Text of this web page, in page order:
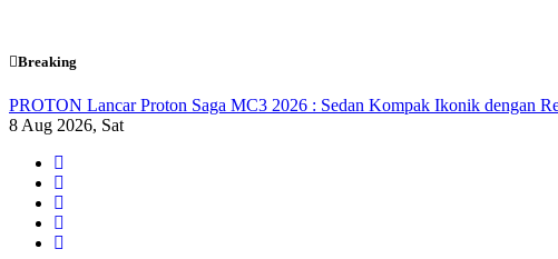
Skip
content
Breaking
PROTON Lancar Proton Saga MC3 2026 : Sedan Kompak Ikonik dengan
8 Aug 2026, Sat